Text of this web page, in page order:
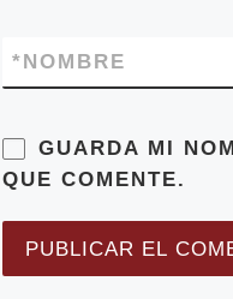
NOMBRE
*
GUARDA MI
QUE COMENTE.